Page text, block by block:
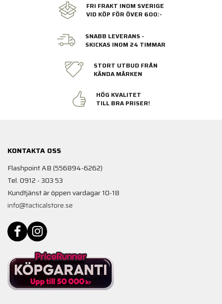
FRI FRAKT INOM SVERIGE
VID KÖP FÖR ÖVER 600:-
SNABB LEVERANS -
SKICKAS INOM 24 TIMMAR
STORT UTBUD FRÅN
KÄNDA MÄRKEN
HÖG KVALITET
TILL BRA PRISER!
KONTAKTA OSS
Flashpoint AB (556894-6262)
Tel. 0912 - 303 53
Kundtjänst är öppen vardagar 10-18
info@tacticalstore.se